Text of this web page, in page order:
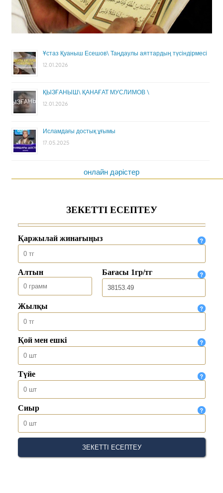
Ұстаз Қуаныш Есешов\ Таңдаулы аяттардың түсіндірмесі
12.01.2026
ҚЫЗҒАНЫШ\ ҚАНАҒАТ МУСЛИМОВ \
12.01.2026
Исламдағы достық ұғымы
17.05.2025
онлайн дәрістер